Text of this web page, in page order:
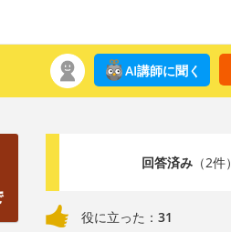
AI講師に聞く
回答済み（2件）
役に立った： 31